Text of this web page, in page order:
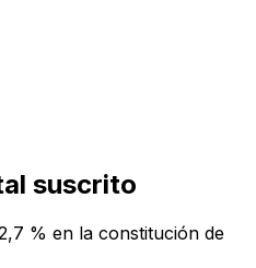
suscrito
% en la constitución de